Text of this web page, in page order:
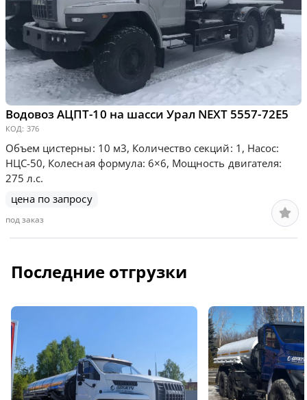
Водовоз АЦПТ-10 на шасси Урал NEXT 5557-72Е5
КОД: 376
Объем цистерны: 10 м3, Количество секций: 1, Насос:
НЦС-50, Колесная формула: 6×6, Мощность двигателя:
275 л.с.
цена по запросу
под заказ
Последние отгрузки